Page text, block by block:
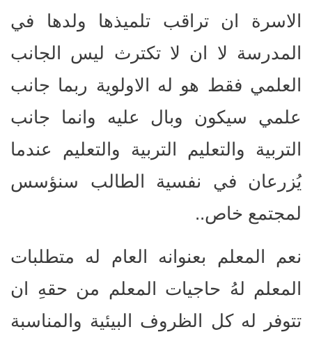
الاسرة ان تراقب تلميذها ولدها في
المدرسة لا ان لا تكترث ليس الجانب
العلمي فقط هو له الاولوية ربما جانب
علمي سيكون وبال عليه وانما جانب
التربية والتعليم التربية والتعليم عندما
يُزرعان في نفسية الطالب سنؤسس
لمجتمع خاص..
نعم المعلم بعنوانه العام له متطلبات
المعلم لهُ حاجيات المعلم من حقهِ ان
تتوفر له كل الظروف البيئية والمناسبة